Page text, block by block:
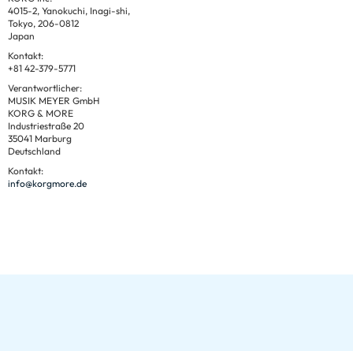
4015-2, Yanokuchi, Inagi-shi,
Tokyo, 206-0812
Japan
Kontakt:
+81 42-379-5771
Verantwortlicher:
MUSIK MEYER GmbH
KORG & MORE
Industriestraße 20
35041 Marburg
Deutschland
Kontakt:
info@korgmore.de